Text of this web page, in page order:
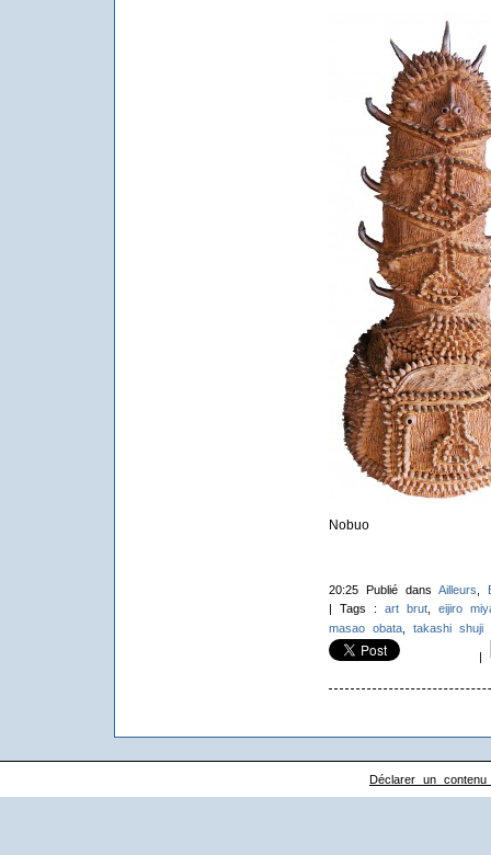
Nobuo
20:25 Publié dans Ailleurs
| Tags : art brut, eijiro
masao obata, takashi shuji
|
Déclarer un contenu